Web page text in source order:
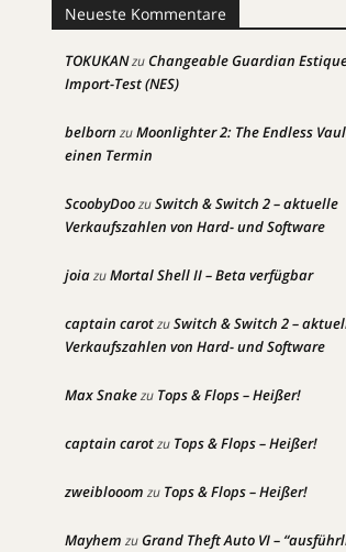
Neueste Kommentare
TOKUKANzuChangeable Guardian
Import-Test (NES)
belborn zuMoonlighter 2: The Endless
einen Termin
ScoobyDoozuSwitch & Switch 2 – aktuelle
Verkaufszahlen von Hard- und Software
joiazuMortal Shell II – Beta verfügbar
captain carotzuSwitch & Switch 2 –
Verkaufszahlen von Hard- und Software
Max Snakezu Tops & Flops – Heißer!
captain carotzu Tops & Flops – Heißer!
zweiblooom zu Tops & Flops – Heißer!
Mayhem zuGrand Theft Auto VI –